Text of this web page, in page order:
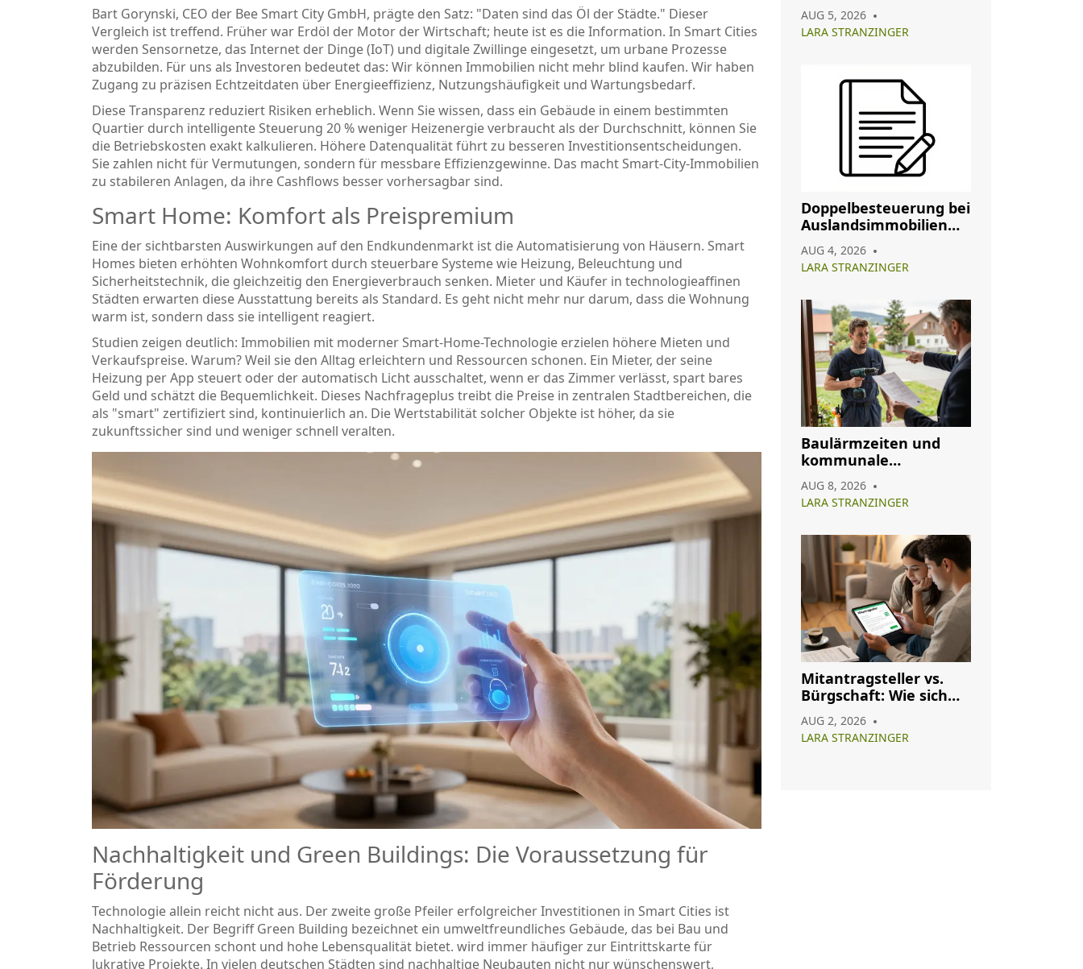
Bart Gorynski, CEO der Bee Smart City GmbH, prägte den Satz: "Daten sind das Öl der Städte." Dieser
Vergleich ist treffend. Früher war Erdöl der Motor der Wirtschaft; heute ist es die Information. In Smart Cities
werden Sensornetze, das Internet der Dinge (IoT) und digitale Zwillinge eingesetzt, um urbane Prozesse
abzubilden. Für uns als Investoren bedeutet das: Wir können Immobilien nicht mehr blind kaufen. Wir haben
Zugang zu präzisen Echtzeitdaten über Energieeffizienz, Nutzungshäufigkeit und Wartungsbedarf.
Diese Transparenz reduziert Risiken erheblich. Wenn Sie wissen, dass ein Gebäude in einem bestimmten
Quartier durch intelligente Steuerung 20 % weniger Heizenergie verbraucht als der Durchschnitt, können Sie
die Betriebskosten exakt kalkulieren. Höhere Datenqualität führt zu besseren Investitionsentscheidungen.
Sie zahlen nicht für Vermutungen, sondern für messbare Effizienzgewinne. Das macht Smart-City-Immobilien
zu stabileren Anlagen, da ihre Cashflows besser vorhersagbar sind.
Smart Home: Komfort als Preispremium
Eine der sichtbarsten Auswirkungen auf den Endkundenmarkt ist die Automatisierung von Häusern. Smart
Homes bieten erhöhten Wohnkomfort durch steuerbare Systeme wie Heizung, Beleuchtung und
Sicherheitstechnik, die gleichzeitig den Energieverbrauch senken. Mieter und Käufer in technologieaffinen
Städten erwarten diese Ausstattung bereits als Standard. Es geht nicht mehr nur darum, dass die Wohnung
warm ist, sondern dass sie intelligent reagiert.
Studien zeigen deutlich: Immobilien mit moderner Smart-Home-Technologie erzielen höhere Mieten und
Verkaufspreise. Warum? Weil sie den Alltag erleichtern und Ressourcen schonen. Ein Mieter, der seine
Heizung per App steuert oder der automatisch Licht ausschaltet, wenn er das Zimmer verlässt, spart bares
Geld und schätzt die Bequemlichkeit. Dieses Nachfrageplus treibt die Preise in zentralen Stadtbereichen, die
als "smart" zertifiziert sind, kontinuierlich an. Die Wertstabilität solcher Objekte ist höher, da sie
zukunftssicher sind und weniger schnell veralten.
Nachhaltigkeit und Green Buildings: Die Voraussetzung für
Förderung
Technologie allein reicht nicht aus. Der zweite große Pfeiler erfolgreicher Investitionen in Smart Cities ist
Nachhaltigkeit. Der BegriffGreen Building bezeichnet ein umweltfreundliches Gebäude, das bei Bau und
Betrieb Ressourcen schont und hohe Lebensqualität bietet. wird immer häufiger zur Eintrittskarte für
lukrative Projekte. In vielen deutschen Städten sind nachhaltige Neubauten nicht nur wünschenswert,
Oberflächenfinish
AUG 5, 2026
LARA STRANZINGER
Doppelbesteuerung bei
Auslandsimmobilien
Sie Abkommen richtig
AUG 4, 2026
LARA STRANZINGER
Baulärmzeiten und
kommunale
Satzungen: So
vermeiden Sie Strafen
AUG 8, 2026
LARA STRANZINGER
Mitantragsteller vs.
Bürgschaft: Wie sich
die Konditionen Ihres
Immobilienkredits
ändern
AUG 2, 2026
LARA STRANZINGER